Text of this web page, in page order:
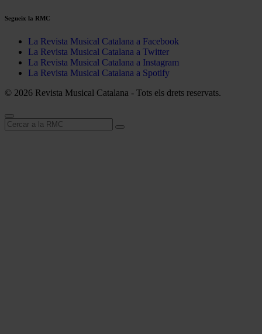
Segueix la RMC
La Revista Musical Catalana a Facebook
La Revista Musical Catalana a Twitter
La Revista Musical Catalana a Instagram
La Revista Musical Catalana a Spotify
© 2026 Revista Musical Catalana - Tots els drets reservats.
Cerca